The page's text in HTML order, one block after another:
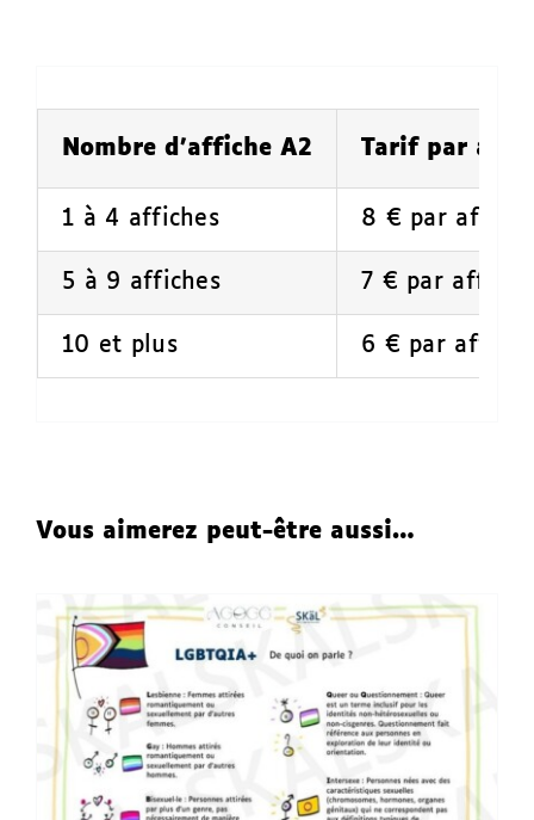
Nombre d’affiche A2 Tarif par
1 à 4 affiches 8 € par
5 à 9 affiches 7 € par affiche
10 et plus 6 € par affiche
Vous aimerez peut-être aussi…